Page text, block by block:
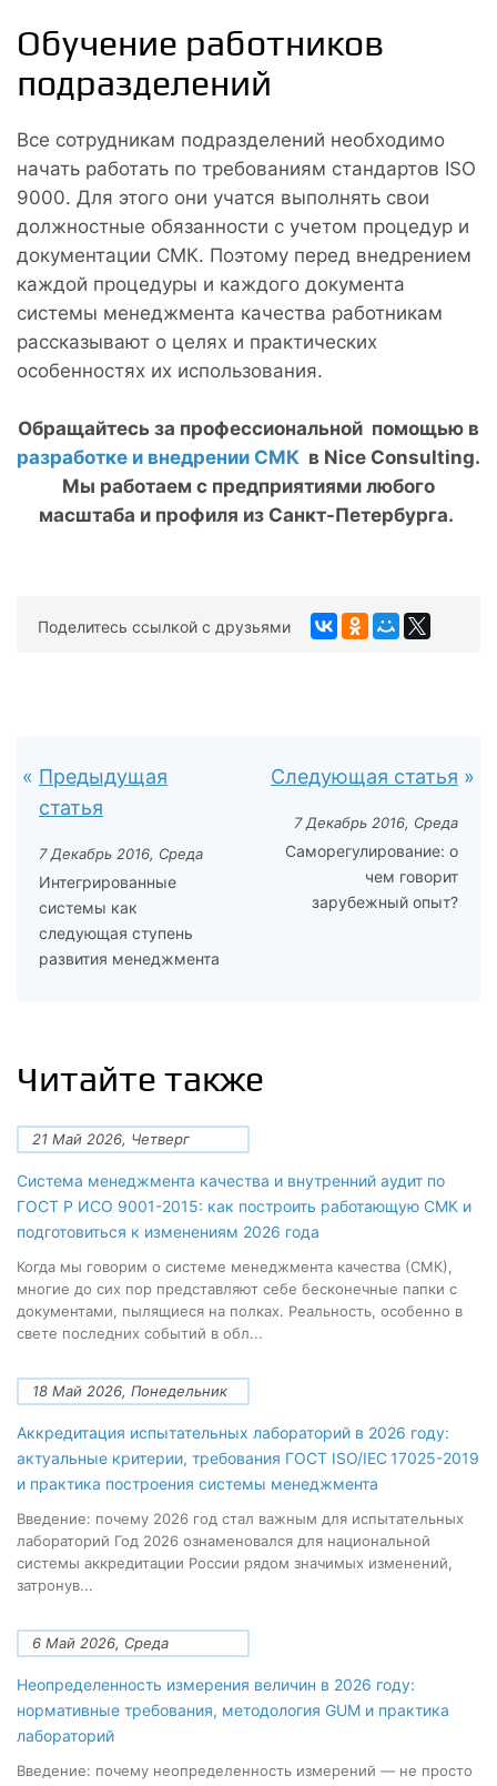
Обучение работников
подразделений
Все сотрудникам подразделений необходимо
начать работать по требованиям стандартов ISO
9000. Для этого они учатся выполнять свои
должностные обязанности с учетом процедур и
документации СМК. Поэтому перед внедрением
каждой процедуры и каждого документа
системы менеджмента качества работникам
рассказывают о целях и практических
особенностях их использования.
Обращайтесь за профессиональной помощью в
разработке и внедрении СМК в Nice Consulting.
Мы работаем с предприятиями любого
масштаба и профиля из Санкт-Петербурга.
Поделитесь ссылкой с друзьями
Предыдущая
статья
7 Декабрь 2016, Среда
Интегрированные
системы как
следующая ступень
развития менеджмента
Следующая статья
7 Декабрь 2016, Среда
Саморегулирование: о
чем говорит
зарубежный опыт?
Читайте также
21 Май 2026, Четверг
Система менеджмента качества и внутренний аудит по
ГОСТ Р ИСО 9001-2015: как построить работающую СМК и
подготовиться к изменениям 2026 года
Когда мы говорим о системе менеджмента качества (СМК),
многие до сих пор представляют себе бесконечные папки с
документами, пылящиеся на полках. Реальность, особенно в
свете последних событий в обл...
18 Май 2026, Понедельник
Аккредитация испытательных лабораторий в 2026 году:
актуальные критерии, требования ГОСТ ISO/IEC 17025-2019
и практика построения системы менеджмента
Введение: почему 2026 год стал важным для испытательных
лабораторий Год 2026 ознаменовался для национальной
системы аккредитации России рядом значимых изменений,
затронув...
6 Май 2026, Среда
Неопределенность измерения величин в 2026 году:
нормативные требования, методология GUM и практика
лабораторий
Введение: почему неопределенность измерений — не просто